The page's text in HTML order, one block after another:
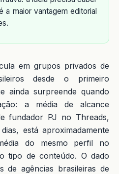
a maior vantagem editorial
em grupos privados de
desde o primeiro
ainda surpreende quando
a média de alcance
fundador PJ no Threads,
está aproximadamente
do mesmo perfil no
tipo de conteúdo. O dado
de agências brasileiras de